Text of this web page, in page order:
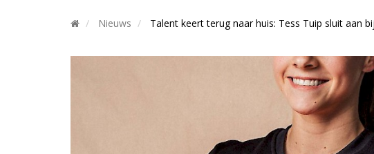
Nieuws Talent keert terug naar huis: Tess Tuip sluit aan